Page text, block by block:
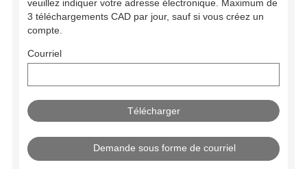
veuillez indiquer votre adresse électronique. Maximum de
3 téléchargements CAD par jour, sauf si vous créez un
compte.
Courriel
Demande sous forme de courriel